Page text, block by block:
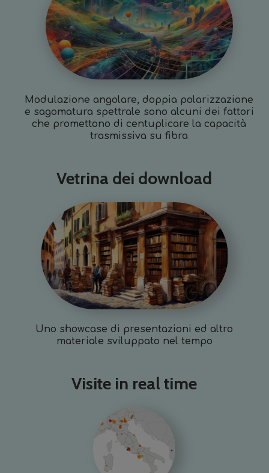
Modulazione angolare, doppia polarizzazione
e sagomatura spettrale sono alcuni dei fattori
che promettono di centuplicare la capacità
trasmissiva su fibra
Vetrina dei download
Uno showcase di presentazioni ed altro
materiale sviluppato nel tempo
Visite in real time